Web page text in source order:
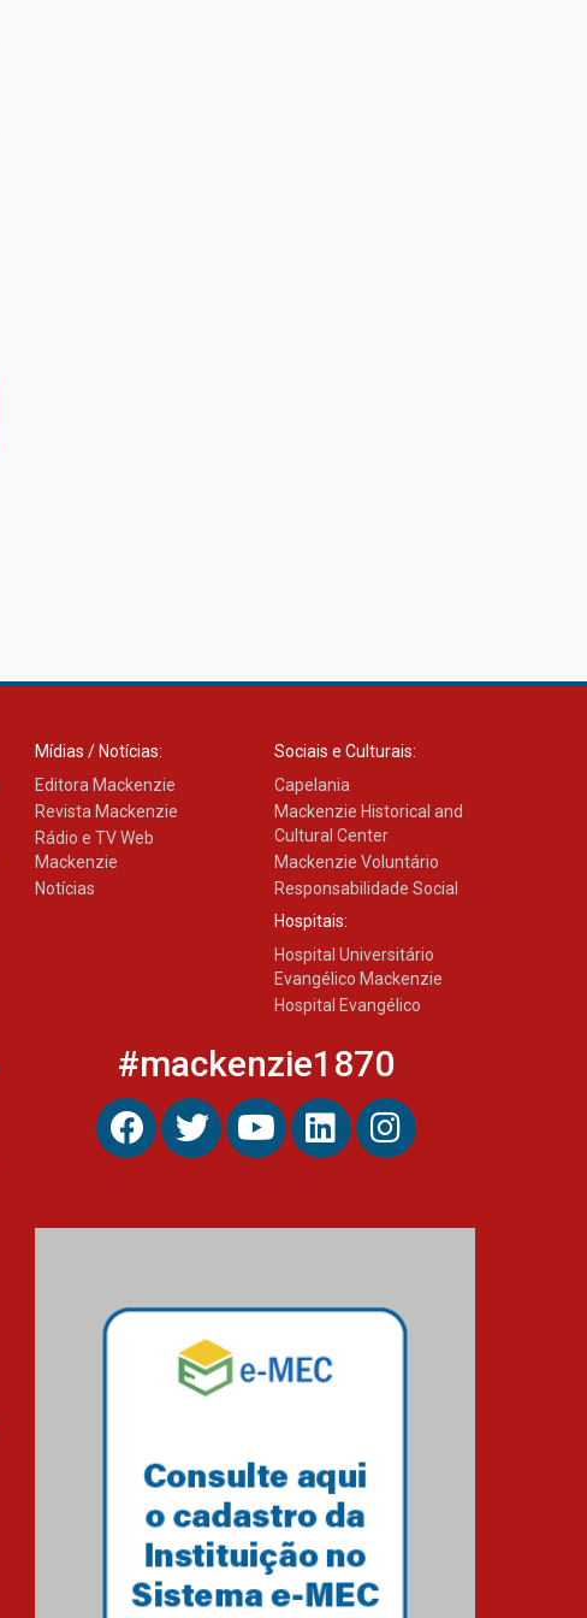
Mídias / Notícias:
Editora Mackenzie
Revista Mackenzie
Rádio e TV Web
Mackenzie
Notícias
Sociais e Culturais:
Capelania
Mackenzie Historical and
Cultural Center
Mackenzie Voluntário
Responsabilidade Social
Hospitais:
Hospital Universitário
Evangélico Mackenzie
Hospital Evangélico
#mackenzie1870